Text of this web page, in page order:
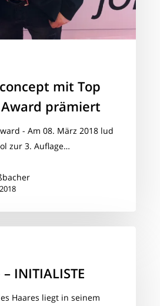
mit Top
prämiert
- Am 08. März 2018 lud
zur 3. Auflage…
INITIALISTE
Haares liegt in seinem